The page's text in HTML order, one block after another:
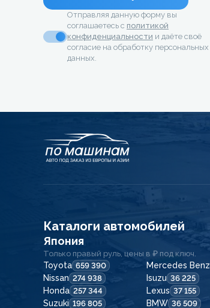
Отправляя данную форму вы
соглашаетесь с политикой
конфиденциальности и даёте своё
согласие на обработку персональных
данных.
Каталоги автомобилей
Япония
Только правый руль, цены в ₽ под ключ.
Toyota 659 390 Mercedes Benz
Nissan 274 938 Isuzu 36 225
Honda 257 344 Lexus 37 155
Suzuki 196 805 BMW 36 509